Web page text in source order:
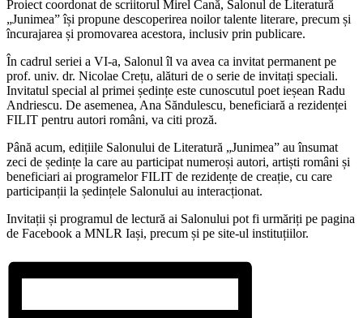
Proiect coordonat de scriitorul Mirel Cană, Salonul de Literatură
„Junimea” își propune descoperirea noilor talente literare, precum și
încurajarea și promovarea acestora, inclusiv prin publicare.
În cadrul seriei a VI-a, Salonul îl va avea ca invitat permanent pe
prof. univ. dr. Nicolae Crețu, alături de o serie de invitați speciali.
Invitatul special al primei ședințe este cunoscutul poet ieșean Radu
Andriescu. De asemenea, Ana Săndulescu, beneficiară a rezidenței
FILIT pentru autori români, va citi proză.
Până acum, edițiile Salonului de Literatură „Junimea” au însumat
zeci de ședințe la care au participat numeroși autori, artiști români și
beneficiari ai programelor FILIT de rezidențe de creație, cu care
participanții la ședințele Salonului au interacționat.
Invitații și programul de lectură ai Salonului pot fi urmăriți pe pagina
de Facebook a MNLR Iași, precum și pe site-ul instituțiilor.